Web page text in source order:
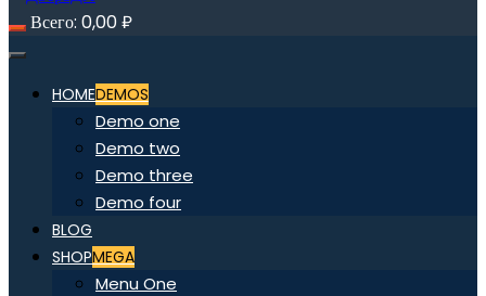
Всего: 0,00₽
HOMEDEMOS
Demo one
Demo two
Demo three
Demo four
BLOG
SHOPMEGA
Menu One